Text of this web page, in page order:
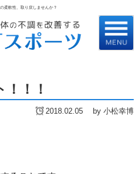
柔軟性、取り戻しませんか？
！！
2018.02.05 by 小松幸博